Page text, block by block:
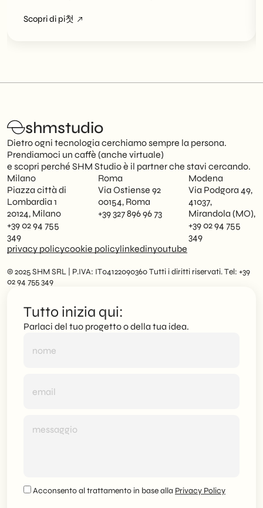
Scopri di pi첫
shmstudio
Dietro ogni tecnologia cerchiamo sempre la persona.
Prendiamoci un caffè (anche virtuale)
e scopri perché SHM Studio è il partner che stavi cercando.
Milano
Piazza città di
Lombardia 1
20124, Milano
+39 02 94 755
349
Roma
Via Ostiense 92
00154, Roma
+39 327 896 96 73
Modena
Via Podgora 49,
41037,
Mirandola (MO),
+39 02 94 755
349
privacy policycookie policylinkedinyoutube
© 2025 SHM SRL | P.IVA: IT04122090360 Tutti i diritti riservati. Tel: +39
02 94 755 349
Tutto inizia qui:
Parlaci del tuo progetto o della tua idea.
Acconsento al trattamento in base alla Privacy Policy